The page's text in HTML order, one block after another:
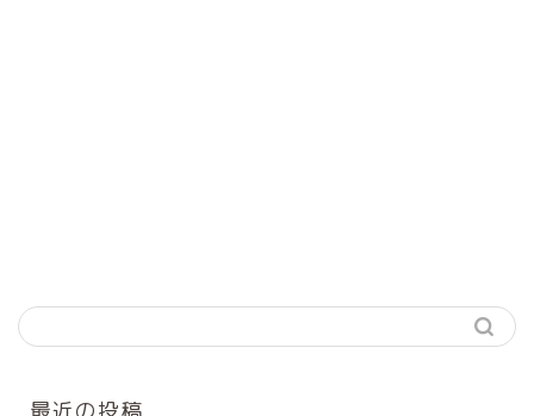
最近の投稿